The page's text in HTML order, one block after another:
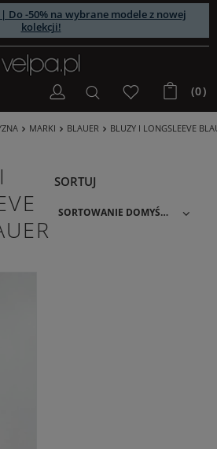
| Do -50% na wybrane modele z nowej
kolekcji!
(0)
MARKI BLAUER BLUZY I LONGSLEEVE
SORTUJ
SORTOWANIE DOMYŚLNE